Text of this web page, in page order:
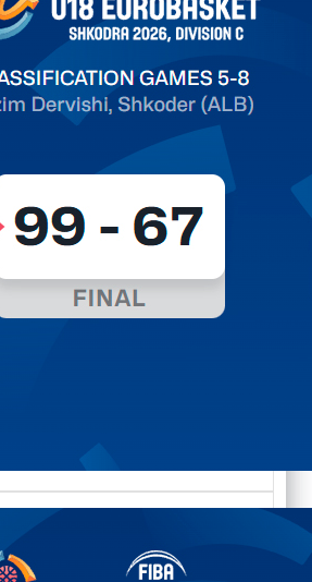
Статистика Матч сыгран 0
FIBA U18 EuroBasket 2026,